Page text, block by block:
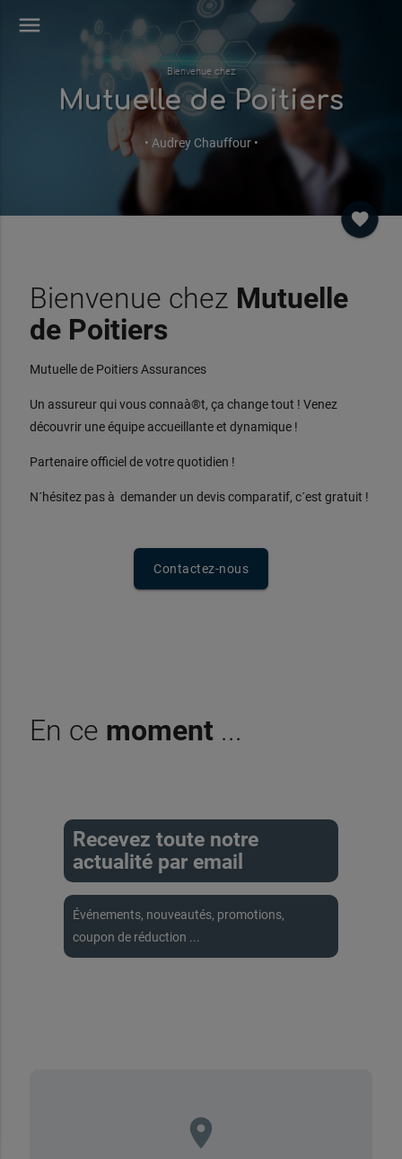
menu
Bienvenue chez
Mutuelle de Poitiers
• Audrey Chauffour •
favorite
Bienvenue chez Mutuelle
de Poitiers
Mutuelle de Poitiers Assurances
Un assureur qui vous connaà®t, ça change tout ! Venez
découvrir une équipe accueillante et dynamique !
Partenaire officiel de votre quotidien !
N´hésitez pas à demander un devis comparatif, c´est gratuit !
Contactez-nous
En ce moment ...
Recevez toute notre
actualité par email
Événements, nouveautés, promotions,
coupon de réduction ...
place